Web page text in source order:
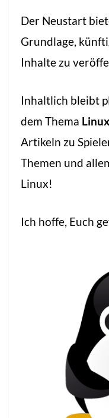
Der Neustart
Grundlage,
Inhalte zu
Inhaltlich bleibt
dem Thema
Artikeln zu
Themen und
Linux!
Ich hoffe, Euch